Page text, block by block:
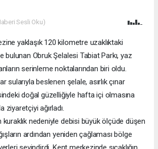
Sesli Oku)
yaklaşık 120 kilometre uzaklıktaki
bulunan Obruk Şelalesi Tabiat Parkı, yaz
serinleme noktalarından biri oldu.
sularıyla beslenen şelale, asırlık çınar
doğal güzelliğiyle hafta içi olmasına
ziyaretçiyi ağırladı.
kuraklık nedeniyle debisi büyük ölçüde düşen
ardından yeniden çağlaması bölge